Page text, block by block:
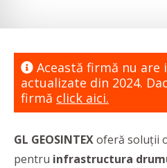
Această firmă nu are
actualizate din 2024.
firmă click aici.
GL GEOSINTEXoferă soluții
pentru infrastructura